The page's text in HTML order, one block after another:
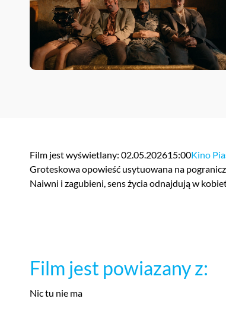
Film jest wyświetlany: 02.05.202615:00Kino
Groteskowa opowieść usytuowana na
Naiwni i zagubieni, sens życia odnajdują w
Film jest powiazany z:
Nic tu nie ma